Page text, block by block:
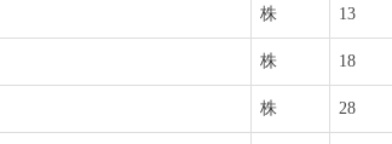
株 13
株 18
株 28